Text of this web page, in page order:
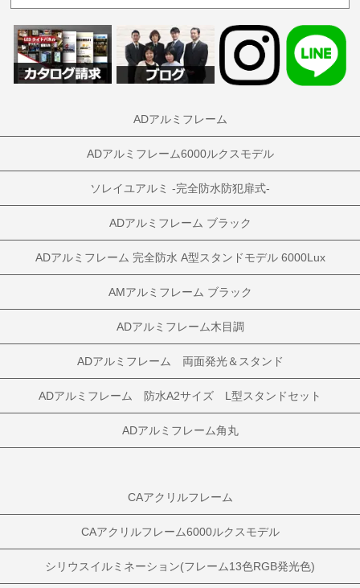
ADアルミフレーム
ADアルミフレーム6000ルクスモデル
ソレイユアルミ -完全防水防犯扉式-
ADアルミフレーム ブラック
ADアルミフレーム 完全防水 A型スタンドモデル 6000Lux
AMアルミフレーム ブラック
ADアルミフレーム木目調
ADアルミフレーム 両面発光＆スタンド
ADアルミフレーム 防水A2サイズ L型スタンドセット
ADアルミフレーム角丸
CAアクリルフレーム
CAアクリルフレーム6000ルクスモデル
シリウスイルミネーション(フレーム13色RGB発光色)